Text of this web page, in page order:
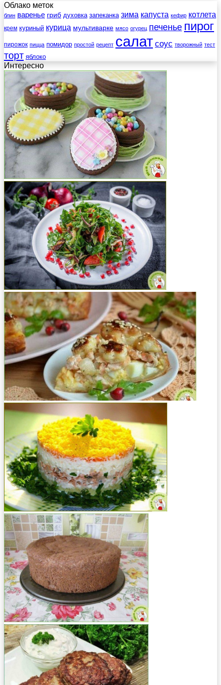
Облако меток
блин варенье гриб духовка запеканка зима капуста кефир котлета
крем куриный курица мультиварке мясо огурец печенье пирог
пирожок пицца помидор простой рецепт салат соус творожный тест
торт яблоко
Интересно